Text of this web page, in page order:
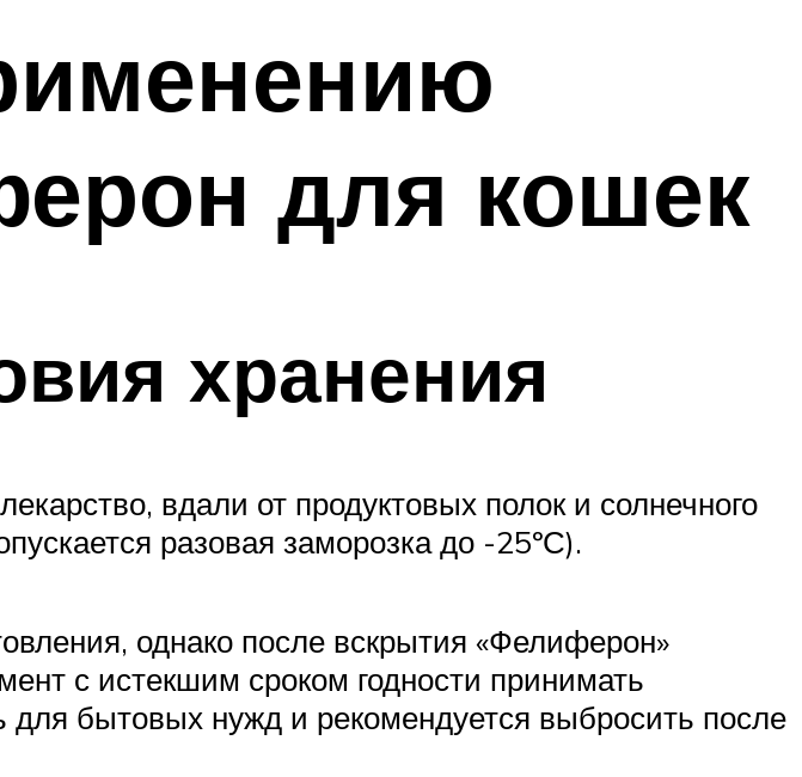
для кошек
хранения
вдали от продуктовых полок и солнечного
разовая заморозка до -25ºС).
однако после вскрытия «Фелиферон»
с истекшим сроком годности принимать
для бытовых нужд и рекомендуется выбросить после